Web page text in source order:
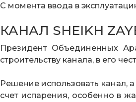
С момента ввода в
КАНАЛ SHEIKH
Президент Объединенных
строительству канала, в его
Решение использовать канал,
счет испарения, особенно в